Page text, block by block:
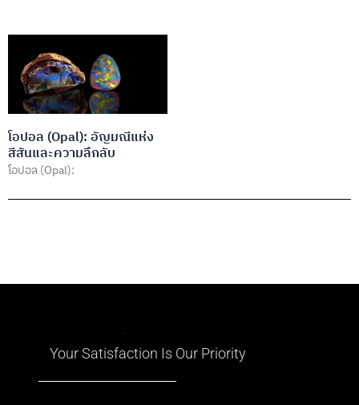
ด้านเศรษฐกิจและการค้าระหว่าง
ประเทศของประเทศ
โอปอล (Opal): อัญมณีแห่ง
สีสันและความลึกลับ
โอปอล (Opal):
Your Satisfaction Is Our Priority